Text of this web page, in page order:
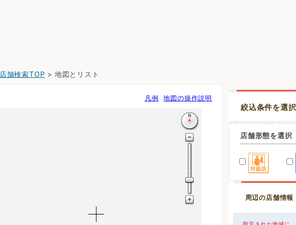
店舗検索TOP > 地図とリスト
凡例 地図の操作説明
絞込条件を選
店舗形態を選択
周辺の店舗情報